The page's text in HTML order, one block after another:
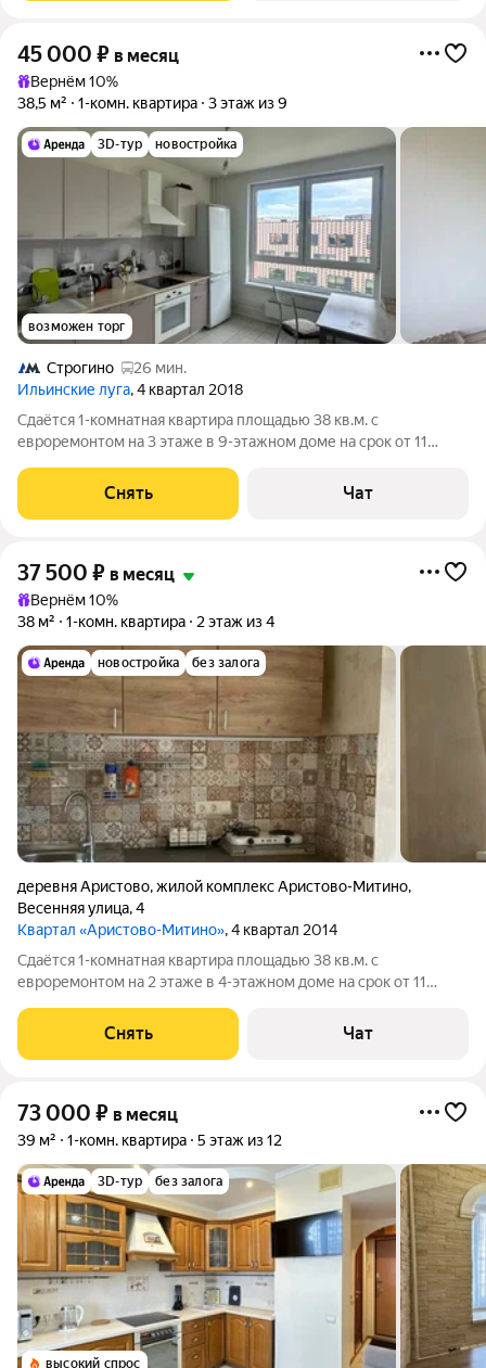
45 000 ₽ в месяц
Вернём 10%
38,5 м²
1-комн. квартира 3 этаж из 9
3D-тур новостройка
возможен торг
Строгино
26 мин.
Ильинские луга, 4 квартал 2018
Сдаётся 1-комнатная квартира площадью 38 кв.м. с
евроремонтом на 3 этаже в 9-этажном доме на срок от 11
Холодильник Дом - монолитный, окна выходят во двор. В
подъезде 2 лифта - 1 грузовой и
Снять Чат
37 500 ₽ в месяц
Вернём 10%
38 м²
1-комн. квартира 2 этаж из 4
новостройка без залога
деревня Аристово,жилой комплекс Аристово-Митино,
Весенняя улица,4
Квартал «Аристово-Митино», 4 квартал 2014
Сдаётся 1-комнатная квартира площадью 38 кв.м. с
евроремонтом на 2 этаже в 4-этажном доме на срок от 11
Холодильник Микроволновка Дом - панельный, окна выходят
на улицу. Во дворе есть
Снять Чат
73 000 ₽ в месяц
39 м² 1-комн. квартира 5 этаж из 12
3D-тур без залога
высокий спрос